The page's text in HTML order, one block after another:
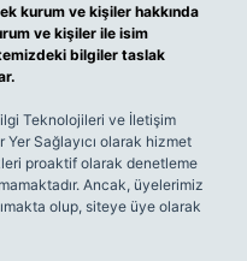
kurum ve kişiler hakkında
ve kişiler ile isim
bilgiler taslak
Teknolojileri ve İletişim
Yer Sağlayıcı olarak hizmet
proaktif olarak denetleme
Ancak, üyelerimiz
olup, siteye üye olarak